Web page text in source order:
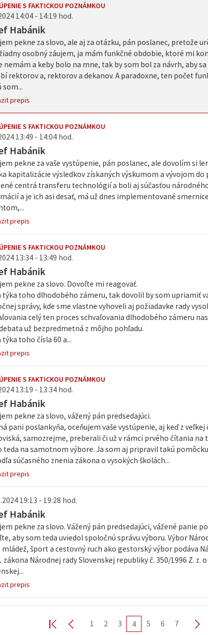
S FAKTICKOU POZNÁMKOU
14:04 - 14:19 hod.
Habánik
pekne za slovo, ale aj za otázku, pán poslanec, pretože
osobný záujem, ja mám funkčné obdobie, ktoré mi
nemám a keby bolo na mne, tak by som bol za návrh, aby
rektorov a, rektorov a dekanov. A paradoxne, ten počet
som...
prepis
S FAKTICKOU POZNÁMKOU
13:49 - 14:04 hod.
Habánik
pekne za vaše vystúpenie, pán poslanec, ale dovolím si
kapitalizácie výsledkov získaných výskumom a vývojom
centrá transferu technológií a boli aj súčasťou
a je ich asi desať, má už dnes implementované
prepis
S FAKTICKOU POZNÁMKOU
13:34 - 13:49 hod.
Habánik
pekne za slovo. Dovoľte mi reagovať.
týka toho dlhodobého zámeru, tak dovolil by som upriamiť
správy, kde sme vlastne vyhoveli aj požiadavke rady
celý ten proces schvaľovania dlhodobého zámeru
už bezpredmetná z môjho pohľadu.
týka toho čísla 60 a...
prepis
S FAKTICKOU POZNÁMKOU
13:19 - 13:34 hod.
Habánik
pekne za slovo, vážený pán predsedajúci.
pani poslankyňa, oceňujem vaše vystúpenie, aj keď z
samozrejme, preberali či už v rámci prvého čítania na
teda na samotnom výbore. Ja som aj pripravil takú
súčasného znenia zákona o vysokých školách...
prepis
19:13 - 19:28 hod.
Habánik
pekne za slovo. Vážený pán predsedajúci, vážené panie
aby som teda uviedol spoločnú správu výboru. Výbor
mládež, šport a cestovný ruch ako gestorský výbor podáva
zákona Národnej rady Slovenskej republiky č. 350/1996 Z.
prepis
1 2 3 4 5 6 7